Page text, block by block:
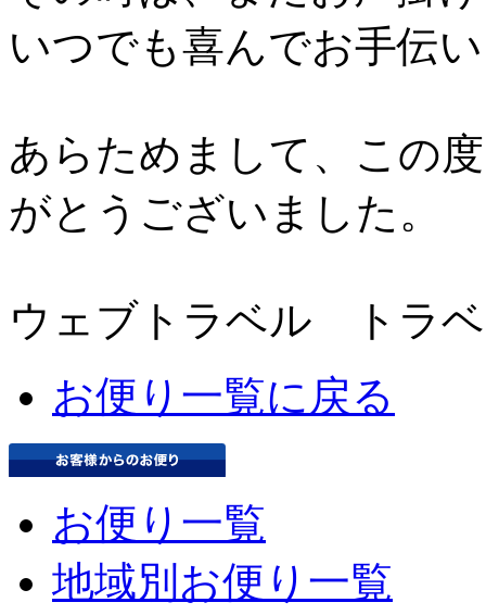
いつでも喜んでお手伝
あらためまして、この
がとうございました。
ウェブトラベル トラ
お便り一覧に戻る
お便り一覧
地域別お便り一覧